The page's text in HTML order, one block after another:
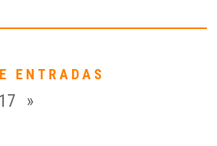
ENTRADAS
17 »